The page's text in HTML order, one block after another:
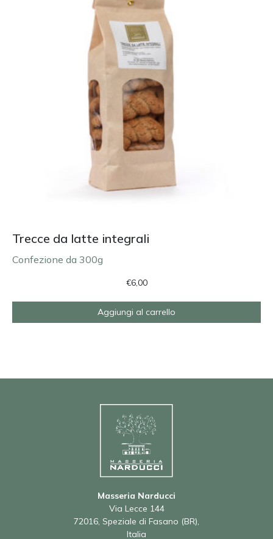
Trecce da latte integrali
Confezione da 300g
€6,00
Aggiungi al carrello
Masseria Narducci
Via Lecce 144
72016, Speziale di Fasano (BR),
Italia